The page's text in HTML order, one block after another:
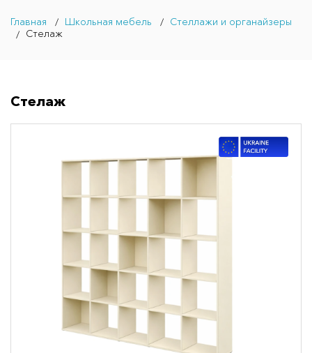
Главная Школьная мебель
Стеллажи и органайзеры
Стелаж
Стелаж